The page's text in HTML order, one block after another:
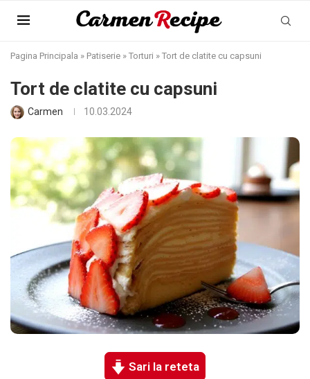
Pagina Principala » Patiserie » Torturi » Tort de clatite cu capsuni
Tort de clatite cu capsuni
Carmen 10.03.2024
Sari la reteta